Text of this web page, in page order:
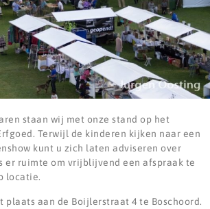
staan wij met onze stand op het
Terwijl de kinderen kijken naar een
kunt u zich laten adviseren over
er ruimte om vrijblijvend een afspraak te
locatie.
plaats aan de Boijlerstraat 4 te Boschoord.